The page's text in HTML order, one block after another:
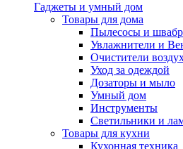
Гаджеты и умный дом
Товары для дома
Пылесосы и
Увлажнители и
Очистители
Уход за одеждой
Дозаторы и мыло
Умный дом
Инструменты
Светильники и
Товары для кухни
Кухонная техника